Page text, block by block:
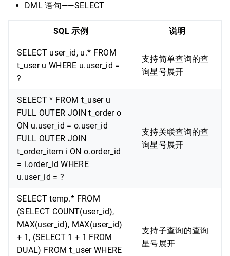
DML 语句——SELECT
SQL 示例 说明
SELECT user_id, u.* FROM
t_user u WHERE u.user_id =
?
支持简单查询的查
询星号展开
SELECT * FROM t_user u
FULL OUTER JOIN t_order o
ON u.user_id = o.user_id
FULL OUTER JOIN
t_order_item i ON o.order_id
= i.order_id WHERE
u.user_id = ?
支持关联查询的查
询星号展开
SELECT temp.* FROM
(SELECT COUNT(user_id),
MAX(user_id), MAX(user_id)
+ 1, (SELECT 1 + 1 FROM
DUAL) FROM t_user WHERE
支持子查询的查询
星号展开